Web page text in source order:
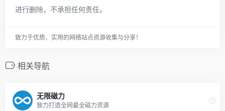
进行删除，不承担任何责任。
致力于优质、实用的网络站点资源收集与分享！
相关导航
无限磁力
致力打造全网最全磁力资源